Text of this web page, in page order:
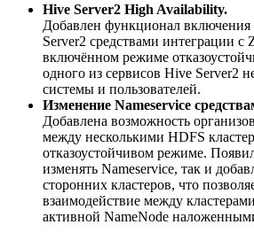
Hive Server2 High Availability.
Добавлен функционал
Server2 средствами интеграции с
включённом режиме
одного из сервисов Hive Server2
системы и пользователей.
Изменение Nameservice
Добавлена возможность
между несколькими HDFS
отказоустойчивом режиме.
изменять Nameservice, так и
сторонних кластеров, что
взаимодействие между
активной NameNode